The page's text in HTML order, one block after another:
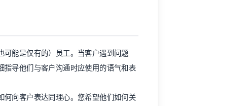
能是仅有的）员工。当客户遇到问题
导他们与客户沟通时应使用的语气和表
向客户表达同理心。您希望他们如何关